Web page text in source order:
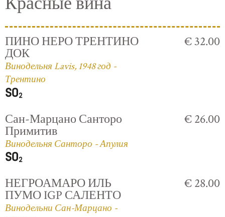
ПИНО НЕРО ТРЕНТИНО
ДОК
Винодельня Lavis, 1948 год -
Трентино
€ 32.00
Сан-Марцано Санторо
Примитив
Винодельня Санторо - Апулия
€ 26.00
НЕГРОАМАРО ИЛЬ
ПУМО IGP САЛЕНТО
Винодельни Сан-Марцано -
€ 28.00